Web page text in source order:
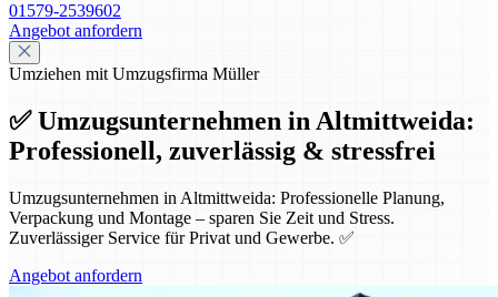
01579-2539602
Angebot anfordern
Umziehen mit Umzugsfirma Müller
✅ Umzugsunternehmen in Altmittweida:
Professionell, zuverlässig & stressfrei
Umzugsunternehmen in Altmittweida: Professionelle Planung,
Verpackung und Montage – sparen Sie Zeit und Stress.
Zuverlässiger Service für Privat und Gewerbe. ✅
Angebot anfordern